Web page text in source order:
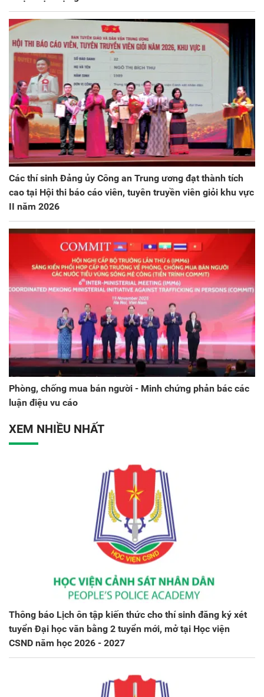
Các thí sinh Đảng ủy Công an Trung ương đạt thành tích
cao tại Hội thi báo cáo viên, tuyên truyền viên giỏi khu vực
II năm 2026
Phòng, chống mua bán người - Minh chứng phản bác các
luận điệu vu cáo
XEM NHIỀU NHẤT
Thông báo Lịch ôn tập kiến thức cho thí sinh đăng ký xét
tuyển Đại học văn bằng 2 tuyển mới, mở tại Học viện
CSND năm học 2026 - 2027